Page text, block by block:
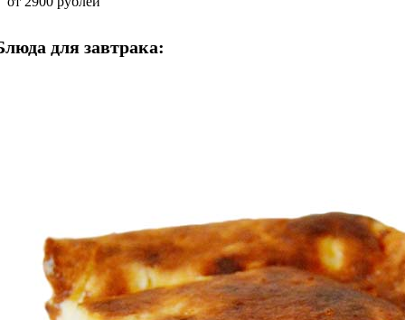
для завтрака: